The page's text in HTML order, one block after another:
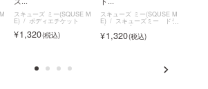
スキューズ ミー(SQUSE M
E) ボディエチケット
1,320
スキューズ ミー(SQUSE M
E) スキューズミー ドラ
イシャンプー
1,320